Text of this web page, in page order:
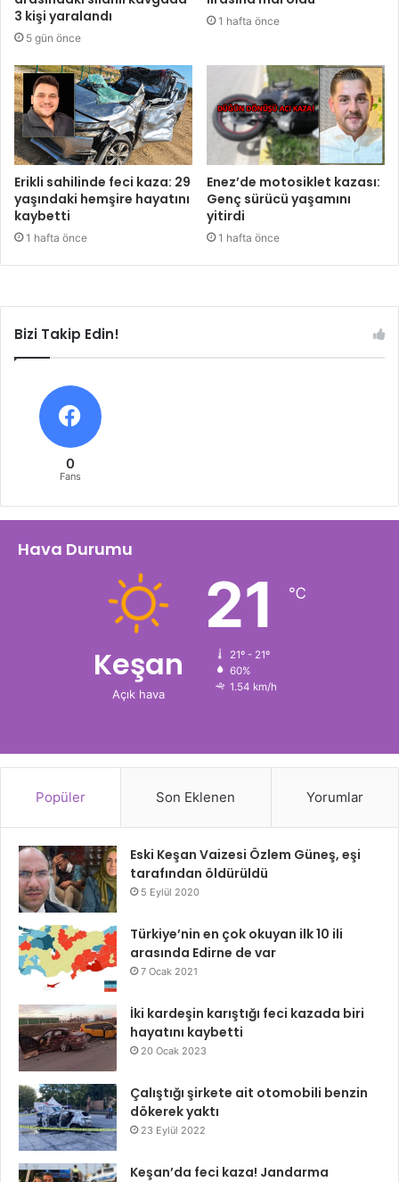
3 kişi yaralandı
5 gün önce
1 hafta önce
Erikli sahilinde feci kaza: 29
yaşındaki hemşire hayatını
kaybetti
1 hafta önce
Enez’de motosiklet kazası:
Genç sürücü yaşamını
yitirdi
1 hafta önce
Bizi Takip Edin!
0
Fans
Hava Durumu
Keşan
Açık hava
21 ℃
21º - 21º
60%
1.54 km/h
Popüler Son Eklenen Yorumlar
Eski Keşan Vaizesi Özlem Güneş, eşi
tarafından öldürüldü
5 Eylül 2020
Türkiye’nin en çok okuyan ilk 10 ili
arasında Edirne de var
7 Ocak 2021
İki kardeşin karıştığı feci kazada biri
hayatını kaybetti
20 Ocak 2023
Çalıştığı şirkete ait otomobili benzin
dökerek yaktı
23 Eylül 2022
Keşan’da feci kaza! Jandarma